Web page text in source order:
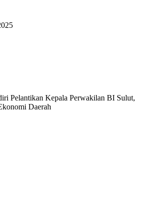
Pelantikan Kepala Perwakilan BI Sulut,
Daerah